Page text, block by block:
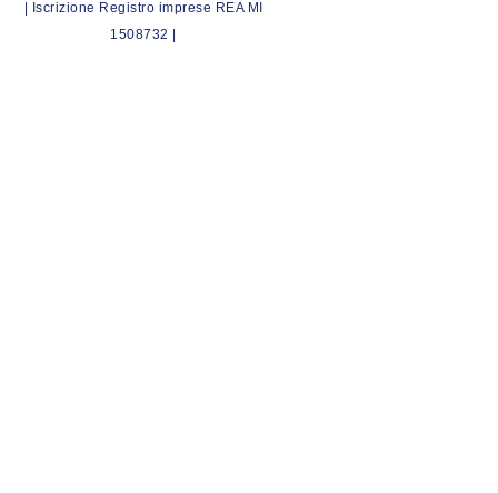
| Iscrizione Registro imprese REA MI
1508732 |